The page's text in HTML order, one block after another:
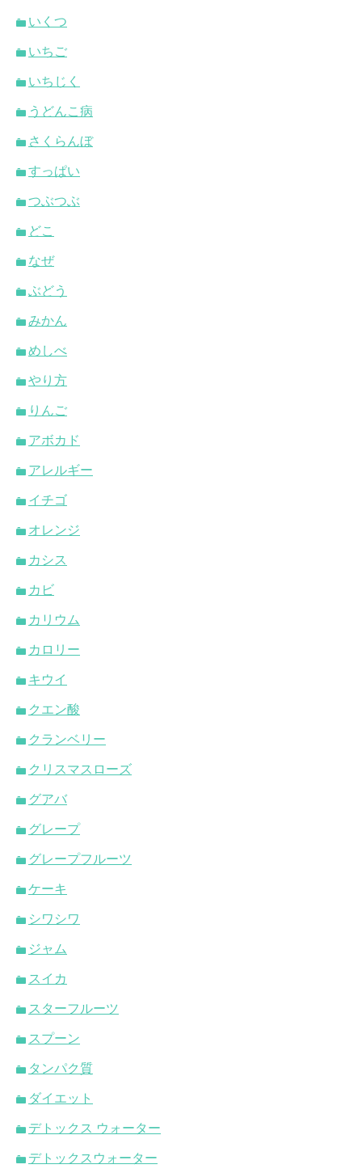
いくつ
いちご
いちじく
うどんこ病
さくらんぼ
すっぱい
つぶつぶ
どこ
なぜ
ぶどう
みかん
めしべ
やり方
りんご
アボカド
アレルギー
イチゴ
オレンジ
カシス
カビ
カリウム
カロリー
キウイ
クエン酸
クランベリー
クリスマスローズ
グアバ
グレープ
グレープフルーツ
ケーキ
シワシワ
ジャム
スイカ
スターフルーツ
スプーン
タンパク質
ダイエット
デトックス ウォーター
デトックスウォーター